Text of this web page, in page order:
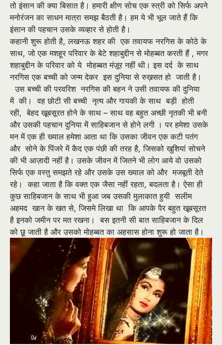
तो इंसान की क्या बिसात है। हमारी क्षीण सोच एक स्त्री को सिर्फ अपने
मनोरंजन का साधन मात्रा समझ बैठती है। हम ये भी भूल जाते हैं कि
इंसान की पहचान उसके व्यव्हार से होती है।
कहानी शुरू होती है,लखनऊ शहर की एक तवायफ नरगिस के कोठे के
साथ,जो एक मशहूर परिवार के बेटे शहाबुद्दीन से मोहब्बत करती हैं ,मगर
शहाबुद्दीन के परिवार को ये मोहब्बत मंज़ूर नहीं थी। इस दर्द के साथ
नरगिस एक बच्ची को जन्म देकर इस दुनिया से रुख़सत हो जाती है।
उस बच्ची की परवरिश नरगिस की बहन ने उसी तवायफ की दुनिया
में की। वह छोटी सी बच्ची नृत्य और गायकी के साथ बड़ी होती
रही,बेहद खूबसूरत होने के साथ – साथ वह बहुत अच्छी नृतकी भी बनी
और उसकी पहचान दुनिया में साहिबजान से होने लगी । पर हमेशा उसके
मन में एक ही ख्याल हमेशा आता था कि उसका जीवन एक कटी पतंग
और सोने के पिंजरे में कैद एक पंछी की तरह है,जिसको खुशियां सोचने
की भी आज़ादी नहीं है। उसके जीवन में जितने भी लोग आये वो उसको
सिर्फ एक वस्तु समझते रहे और उसके उस ख्याल को और मजबूती देते
रहे। कहा जाता है कि वक्त एक जैसा नहीं रहता,बदलता है। ऐसा ही
कुछ साहिबजान के साथ भी हुआ जब उसकी मुलाकात हुयी सलीम
अहमद खान के खत से,जिसमे लिखा था कि आपके पैर बहुत खूबसूरत
है इनको जमीन पर मत रखना। बस इतनी सी बात साहिबजान के दिल
को छू जाती है और उसको मोहब्बत का अहसास होना शुरू हो जाता है।